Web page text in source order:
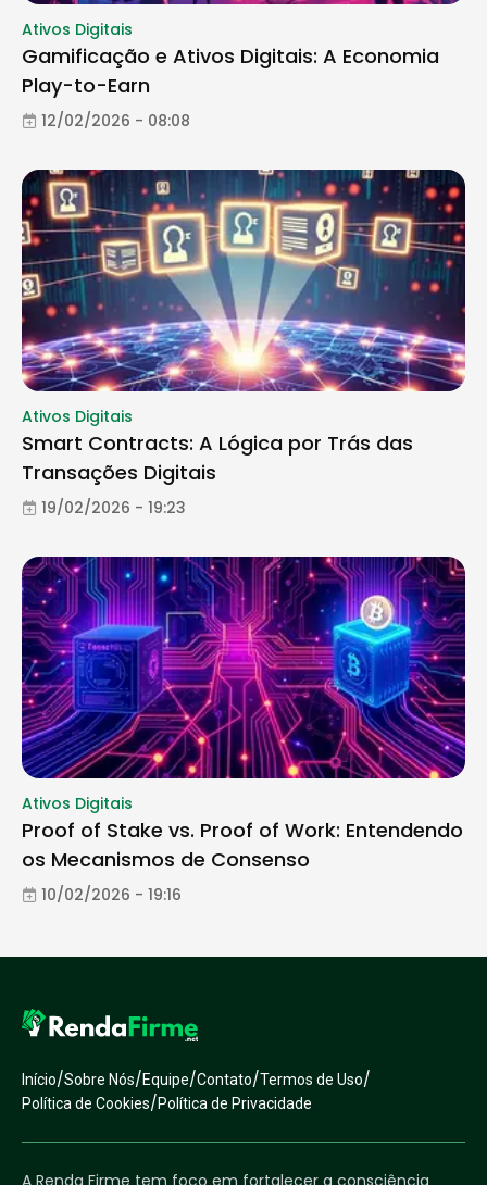
Ativos Digitais
Gamificação e Ativos Digitais: A Economia
Play-to-Earn
12/02/2026 - 08:08
Ativos Digitais
Smart Contracts: A Lógica por Trás das
Transações Digitais
19/02/2026 - 19:23
Ativos Digitais
Proof of Stake vs. Proof of Work: Entendendo
os Mecanismos de Consenso
10/02/2026 - 19:16
Início/Sobre Nós/Equipe/Contato/Termos de Uso/
Política de Cookies/Política de Privacidade
A Renda Firme tem foco em fortalecer a consciência